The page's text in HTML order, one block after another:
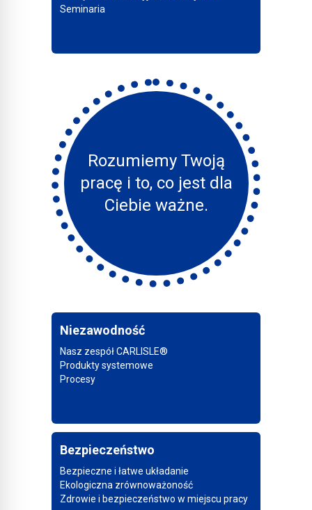
Seminaria
Rozumiemy Twoją
pracę i to, co jest dla
Ciebie ważne.
Niezawodność
Nasz zespół CARLISLE®
Produkty systemowe
Procesy
Bezpieczeństwo
Bezpieczne i łatwe układanie
Ekologiczna zrównoważoność
Zdrowie i bezpieczeństwo w miejscu pracy